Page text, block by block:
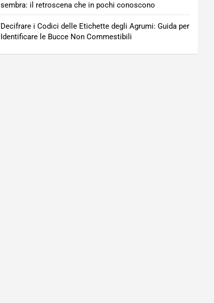
sembra: il retroscena che in pochi conoscono
Decifrare i Codici delle Etichette degli Agrumi: Guida per
Identificare le Bucce Non Commestibili